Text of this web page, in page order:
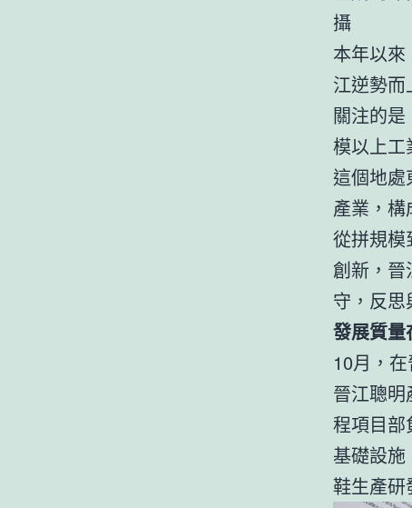
攝
本年以
江逆勢
關注的
模以上工
這個地
產業，構
從拼規模
創新，晉
守，反思
發展質量
10月，
晉江聰明
程項目部
基礎設
鞋生產研